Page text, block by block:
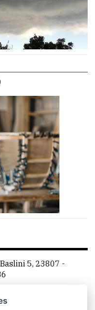
5, 23807 -